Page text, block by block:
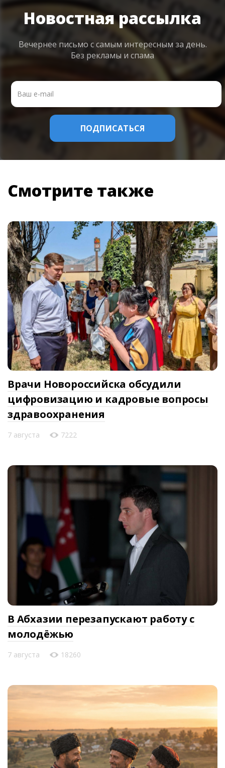
Новостная рассылка
Вечернее письмо с самым интересным за день.
Без рекламы и спама
Смотрите также
Врачи Новороссийска обсудили
цифровизацию и кадровые вопросы
здравоохранения
7 августа 7222
В Абхазии перезапускают работу с
молодёжью
7 августа 18260